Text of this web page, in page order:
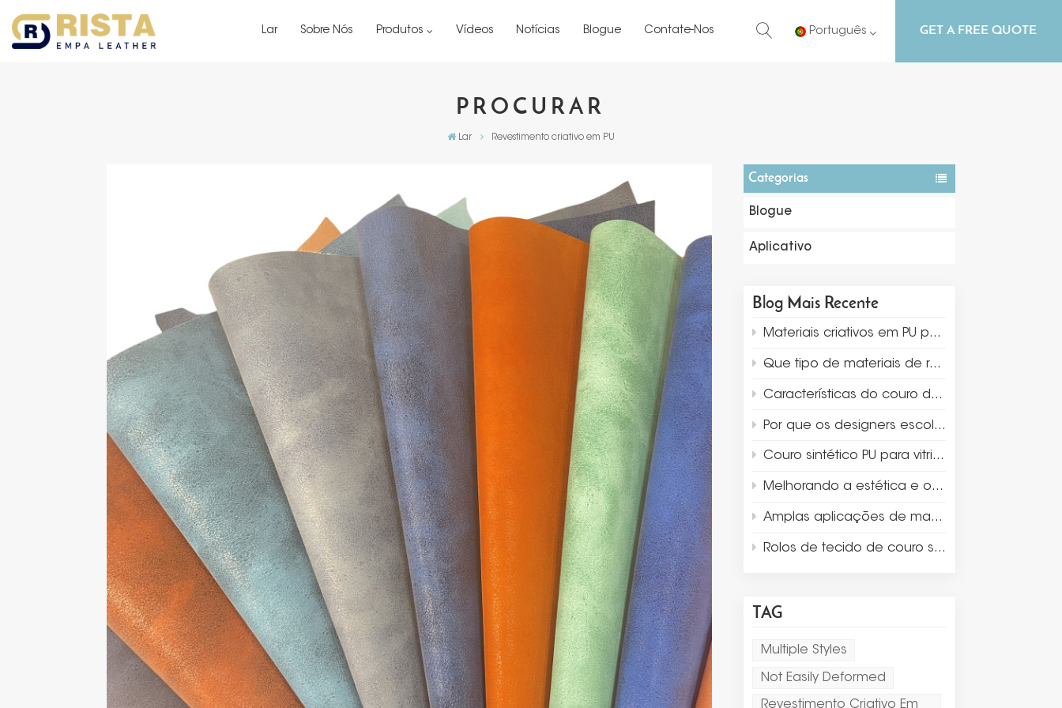
Lar Sobre Nós Produtos Vídeos Notícias Blogue Contate-Nos Português
Español
Português
GET A FREE QUOTE
PROCURAR
Lar Revestimento criativo em PU
Categorias
Blogue
Aplicativo
Blog Mais Recente
Materiais criativos em PU para exibição e embalagem de joias
Que tipo de materiais de revestimento são adequados para embalagens de luxo e para a exposição de joias?
Características do couro de camurça de microfibra
Por que os designers escolhem a microfibra de camurça para a exibição e embalagem de joias de luxo?
Couro sintético PU para vitrines de caixas de joias
Melhorando a estética e o design do produto com couro Thermo PU
Amplas aplicações de materiais de couro sintético
Rolos de tecido de couro sintético de dupla face para jogo americano
TAG
Multiple Styles
Not Easily Deformed
Revestimento Criativo Em